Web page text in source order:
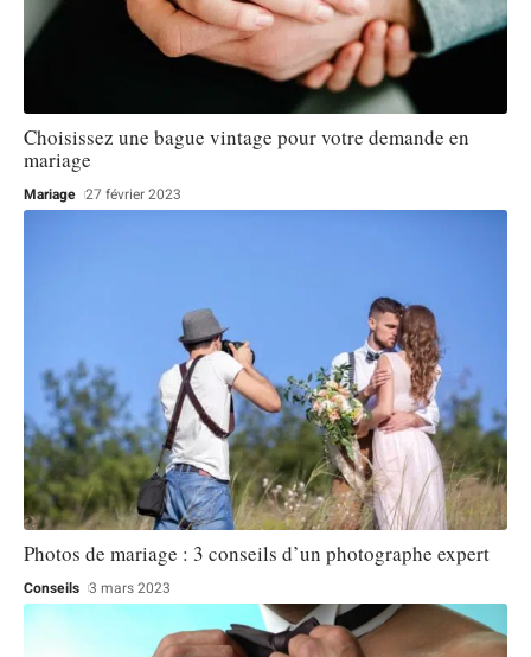
Choisissez une bague vintage pour votre demande en
mariage
Mariage 27 février 2023
Photos de mariage : 3 conseils d’un photographe expert
Conseils 3 mars 2023